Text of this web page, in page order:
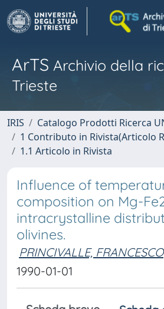
ArTS Archivio della
Trieste
IRIS
Catalogo Prodotti Ricerca
1 Contributo in Rivista(Articolo
1.1 Articolo in Rivista
Influence of
composition on Mg-
intracrystalline
olivines.
PRINCIVALLE, FRANCESCO
1990-01-01